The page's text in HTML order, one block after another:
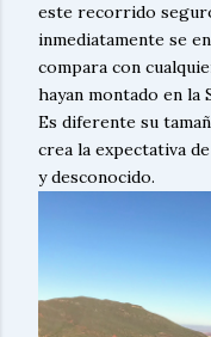
este recorrido
inmediatamente se
compara con
hayan montado en la
Es diferente su
crea la expectativa
y desconocido.